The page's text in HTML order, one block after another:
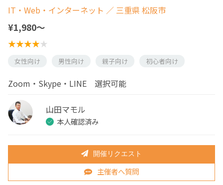
IT・Web・インターネット ／ 三重県 松阪市
¥1,980〜
女性向け 男性向け 親子向け 初心者向け
Zoom・Skype・LINE 選択可能
山田マモル
本人確認済み
開催リクエスト
主催者へ質問